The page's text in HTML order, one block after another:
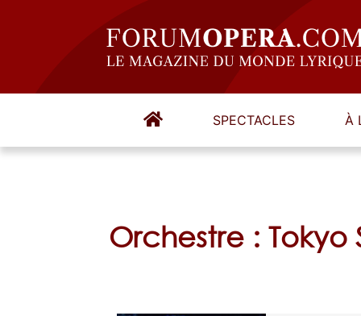
SPECTACLES À
Orchestre :